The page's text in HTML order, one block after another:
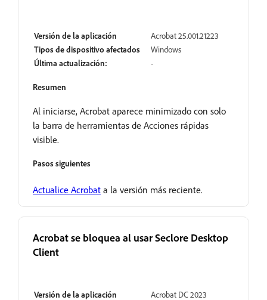
Versión de la aplicación
Acrobat 25.001.21223
Tipos de dispositivo afectados
Windows
Última actualización:
-
Resumen
Al iniciarse, Acrobat aparece minimizado con solo
la barra de herramientas de Acciones rápidas
visible.
Pasos siguientes
Actualice Acrobat a la versión más reciente.
Acrobat se bloquea al usar Seclore Desktop
Client
Versión de la aplicación Acrobat DC 2023